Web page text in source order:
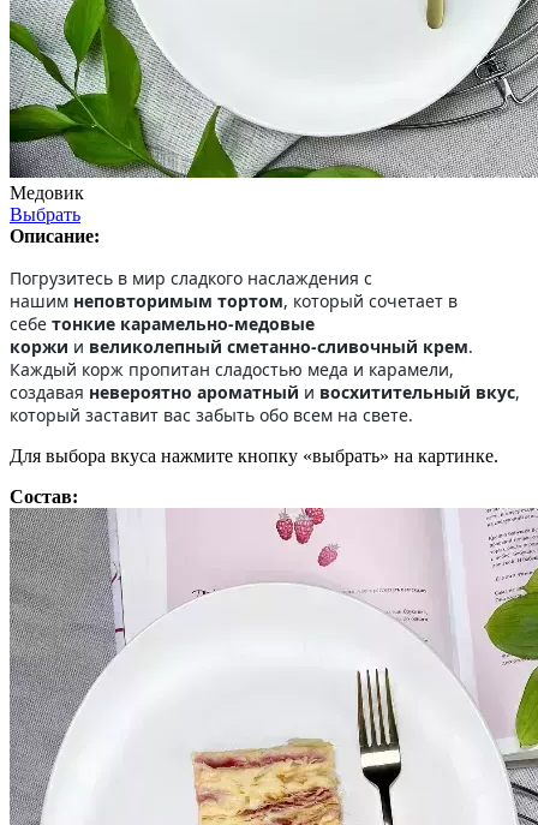
Медовик
Выбрать
Описание:
Погрузитесь в мир сладкого наслаждения с
нашим неповторимым тортом, который сочетает в
себе тонкие карамельно-медовые
коржи и великолепный сметанно-сливочный крем.
Каждый корж пропитан сладостью меда и карамели,
создавая невероятно ароматный и восхитительный вкус,
который заставит вас забыть обо всем на свете.
Для выбора вкуса нажмите кнопку «выбрать» на картинке.
Состав: